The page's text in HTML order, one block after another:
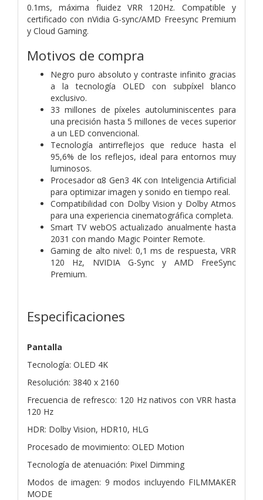
0.1ms, máxima fluidez VRR 120Hz. Compatible y
certificado con nVidia G-sync/AMD Freesync Premium
y Cloud Gaming.
Motivos de compra
Negro puro absoluto y contraste infinito gracias
a la tecnología OLED con subpíxel blanco
exclusivo.
33 millones de píxeles autoluminiscentes para
una precisión hasta 5 millones de veces superior
a un LED convencional.
Tecnología antirreflejos que reduce hasta el
95,6% de los reflejos, ideal para entornos muy
luminosos.
Procesador α8 Gen3 4K con Inteligencia Artificial
para optimizar imagen y sonido en tiempo real.
Compatibilidad con Dolby Vision y Dolby Atmos
para una experiencia cinematográfica completa.
Smart TV webOS actualizado anualmente hasta
2031 con mando Magic Pointer Remote.
Gaming de alto nivel: 0,1 ms de respuesta, VRR
120 Hz, NVIDIA G-Sync y AMD FreeSync
Premium.
Especificaciones
Pantalla
Tecnología: OLED 4K
Resolución: 3840 x 2160
Frecuencia de refresco: 120 Hz nativos con VRR hasta
120 Hz
HDR: Dolby Vision, HDR10, HLG
Procesado de movimiento: OLED Motion
Tecnología de atenuación: Pixel Dimming
Modos de imagen: 9 modos incluyendo FILMMAKER
MODE